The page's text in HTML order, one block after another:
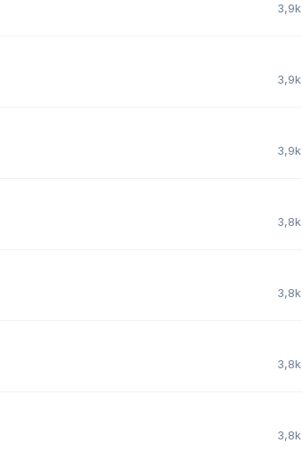
3,9k
3,9k
3,9k
3,8k
3,8k
3,8k
3,8k